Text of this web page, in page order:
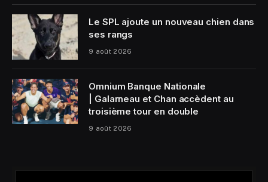
Le SPL ajoute un nouveau chien dans
ses rangs
9 août 2026
Omnium Banque Nationale
| Galarneau et Chan accèdent au
troisième tour en double
9 août 2026